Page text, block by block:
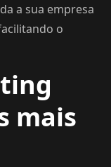
a sua empresa
o
mais